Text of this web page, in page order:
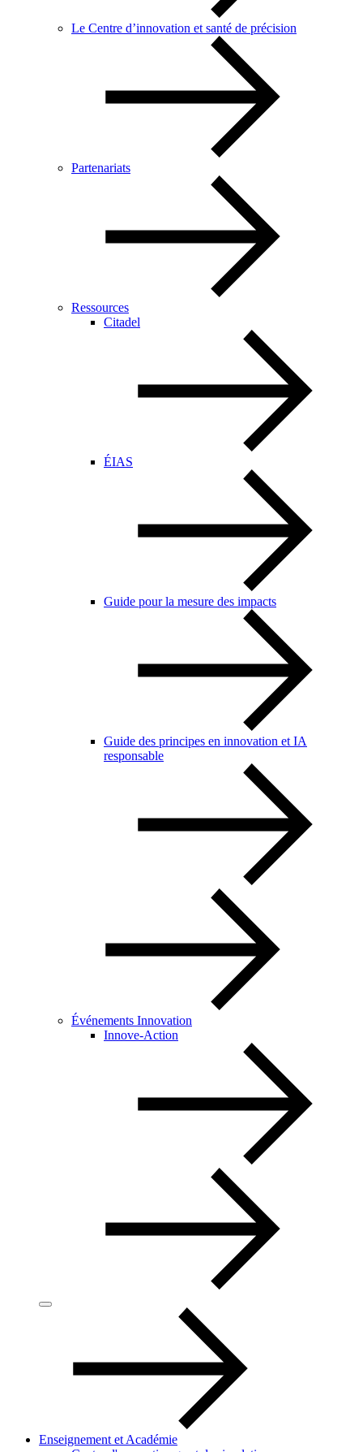
Le Centre d’innovation et santé de précision
Partenariats
Ressources
Citadel
ÉIAS
Guide pour la mesure des impacts
Guide des principes en innovation et IA
responsable
Événements Innovation
Innove-Action
Enseignement et Académie